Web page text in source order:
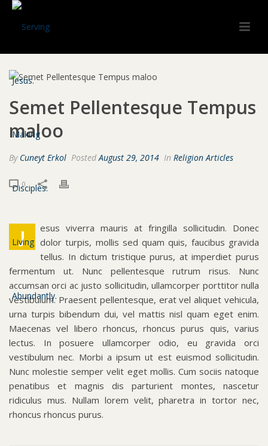
Semet Pellentesque Tempus
maloo
By Cuneyt Erkol Posted August 29, 2014 In Religion Articles
0
J
esus viverra mauris at fringilla sollicitudin. Donec
dolor turpis, mollis sed quam quis, faucibus gravida
tellus. In dictum tristique purus, at imperdiet purus
fermentum ut. Nunc pellentesque rutrum risus. Nunc
accumsan orci ac justo sollicitudin, ullamcorper porttitor nulla
vestibulum. Praesent pellentesque, erat vel aliquet vehicula,
urna turpis bibendum dui, vel mattis nisl quam eget enim.
Maecenas vel libero rhoncus, rhoncus purus quis, varius
lectus. In posuere ullamcorper odio, eu gravida orci
vestibulum nec. Morbi a ipsum ut est euismod sollicitudin.
Nunc molestie semper velit eget mollis. Cum sociis natoque
penatibus et magnis dis parturient montes, nascetur
ridiculus mus. Nullam lorem velit, pharetra in tortor nec,
rhoncus rhoncus purus.